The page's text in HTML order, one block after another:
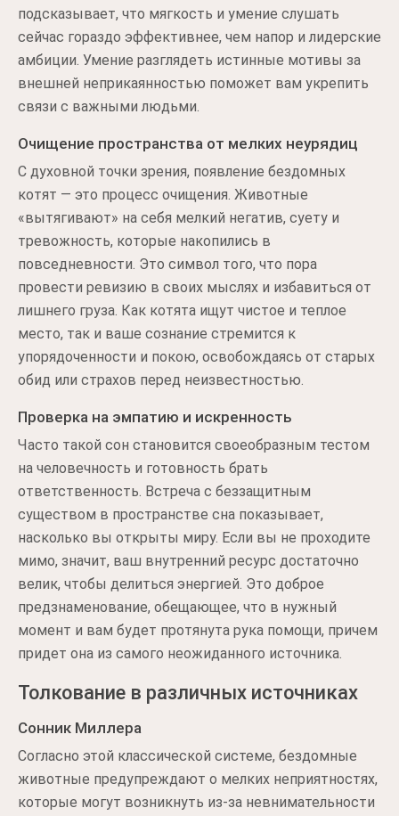
подсказывает, что мягкость и умение слушать
сейчас гораздо эффективнее, чем напор и лидерские
амбиции. Умение разглядеть истинные мотивы за
внешней неприкаянностью поможет вам укрепить
связи с важными людьми.
Очищение пространства от мелких неурядиц
С духовной точки зрения, появление бездомных
котят — это процесс очищения. Животные
«вытягивают» на себя мелкий негатив, суету и
тревожность, которые накопились в
повседневности. Это символ того, что пора
провести ревизию в своих мыслях и избавиться от
лишнего груза. Как котята ищут чистое и теплое
место, так и ваше сознание стремится к
упорядоченности и покою, освобождаясь от старых
обид или страхов перед неизвестностью.
Проверка на эмпатию и искренность
Часто такой сон становится своеобразным тестом
на человечность и готовность брать
ответственность. Встреча с беззащитным
существом в пространстве сна показывает,
насколько вы открыты миру. Если вы не проходите
мимо, значит, ваш внутренний ресурс достаточно
велик, чтобы делиться энергией. Это доброе
предзнаменование, обещающее, что в нужный
момент и вам будет протянута рука помощи, причем
придет она из самого неожиданного источника.
Толкование в различных источниках
Сонник Миллера
Согласно этой классической системе, бездомные
животные предупреждают о мелких неприятностях,
которые могут возникнуть из-за невнимательности